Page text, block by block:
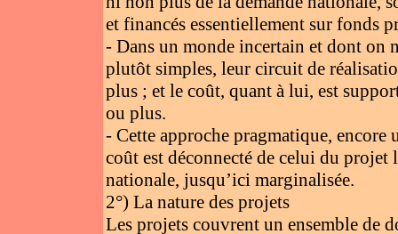
et financés essentiellement sur fonds
- Dans un monde incertain et dont on
plutôt simples, leur circuit de
plus ; et le coût, quant à lui, est
ou plus.
- Cette approche pragmatique, encore
coût est déconnecté de celui du
nationale, jusqu’ici marginalisée.
2°) La nature des projets
Les projets couvrent un ensemble de